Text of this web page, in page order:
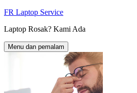
Langkau
kandungan
FR Laptop Service
Laptop Rosak? Kami Ada
Menu dan pemalam